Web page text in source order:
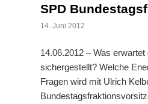
SPD
14. Juni 2012
14.06.2012 – Was
sichergestellt? Welche
Fragen wird mit Ulrich